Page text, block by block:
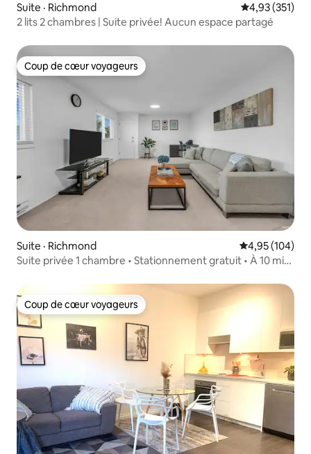
Suite · Richmond Note
4,93 (351)
2 lits 2 chambres | Suite privée! Aucun espace partagé
Coup de cœur voyageurs
Coup de cœur voyageurs
Suite · Richmond Note
4,95 (104)
Suite privée 1 chambre • Stationnement gratuit • À 10 min
Coup de cœur voyageurs
Coup de cœur voyageurs